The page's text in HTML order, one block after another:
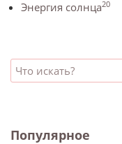
Энергия солнца20
Популярное